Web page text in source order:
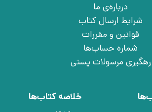
درباره‌ی ما
شرایط ارسال کتاب
قوانین و مقررات
شماره حساب‌ها
رهگیری مرسولات پستی
خلاصه کتاب‌ها